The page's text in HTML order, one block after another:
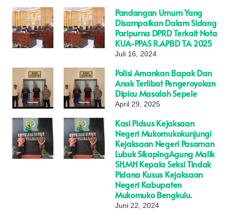
Pandangan Umum Yang
Disampaikan Dalam Sidang
Paripurna DPRD Terkait Nota
KUA-PPAS R.APBD TA 2025
Juli 16, 2024
Polisi Amankan Bapak Dan
Anak Terlibat Pengeroyokan
Dipicu Masalah Sepele
April 29, 2025
Kasi Pidsus Kejaksaan
Negeri Mukomukokunjungi
Kejaksaan Negeri Pasaman
Lubuk SikapingAgung Malik
SH.MH Kepala Seksi Tindak
Pidana Kusus Kejaksaan
Negeri Kabupaten
Mukomuko Bengkulu.
Juni 22, 2024